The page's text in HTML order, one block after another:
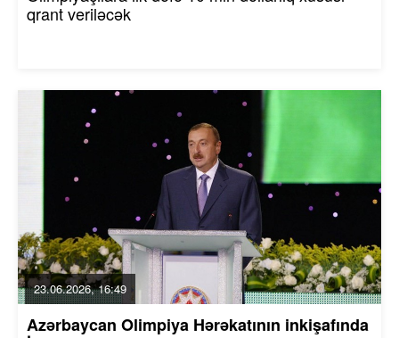
qrant veriləcək
23.06.2026, 16:49
Azərbaycan Olimpiya Hərəkatının inkişafında